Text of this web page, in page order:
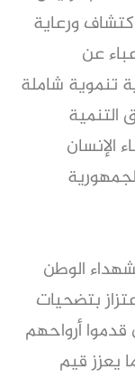
ورعاية
عن
تنموية شاملة
التنمية
الإنسان
الوطن
بتضحيات
قدموا أرواحهم
يعزز قيم